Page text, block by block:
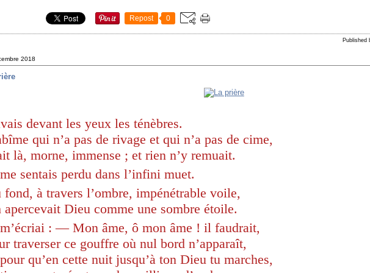
Repost 0
Published
2018
devant les yeux les ténèbres.
qui n’a pas de rivage et qui n’a pas de cime,
là, morne, immense ; et rien n’y remuait.
sentais perdu dans l’infini muet.
fond, à travers l’ombre, impénétrable voile,
apercevait Dieu comme une sombre étoile.
: — Mon âme, ô mon âme ! il faudrait,
traverser ce gouffre où nul bord n’apparaît,
qu’en cette nuit jusqu’à ton Dieu tu marches,